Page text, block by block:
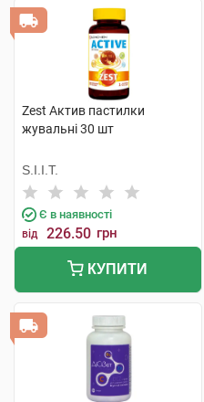
Zest Актив пастилки
жувальні 30 шт
S.I.I.T.
Є в наявності
від 226.50 грн
КУПИТИ